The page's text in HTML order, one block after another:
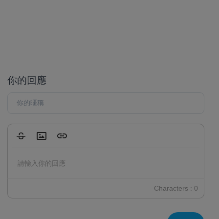
你的回應
請輸入你的回應
Characters : 0